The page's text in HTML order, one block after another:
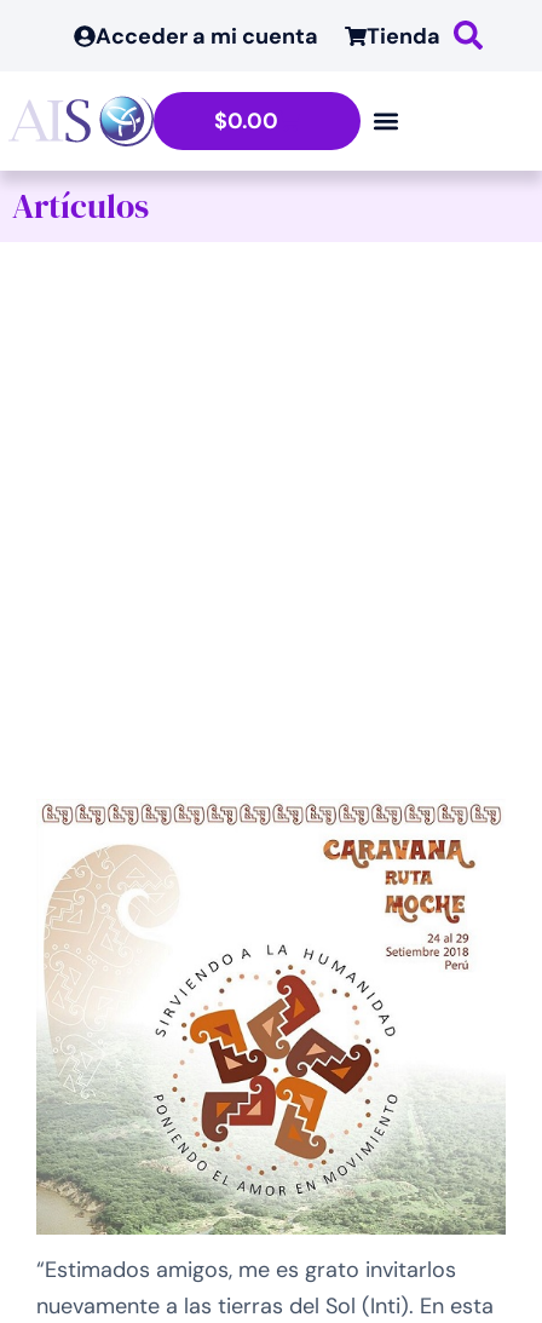
Acceder a mi cuenta Tienda
$0.00
Artículos
“Estimados amigos, me es grato invitarlos
nuevamente a las tierras del Sol (Inti). En esta